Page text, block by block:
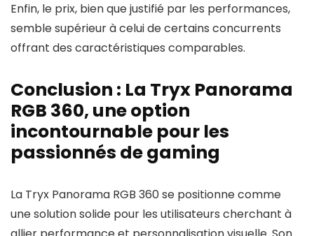
Enfin, le prix, bien que justifié par les performances,
semble supérieur à celui de certains concurrents
offrant des caractéristiques comparables.
Conclusion : La Tryx Panorama
RGB 360, une option
incontournable pour les
passionnés de gaming
La Tryx Panorama RGB 360 se positionne comme
une solution solide pour les utilisateurs cherchant à